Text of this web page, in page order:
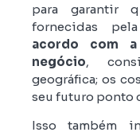
para garantir
fornecidas
acordo com
negócio,
geográfica; os
seu futuro ponto
Isso também